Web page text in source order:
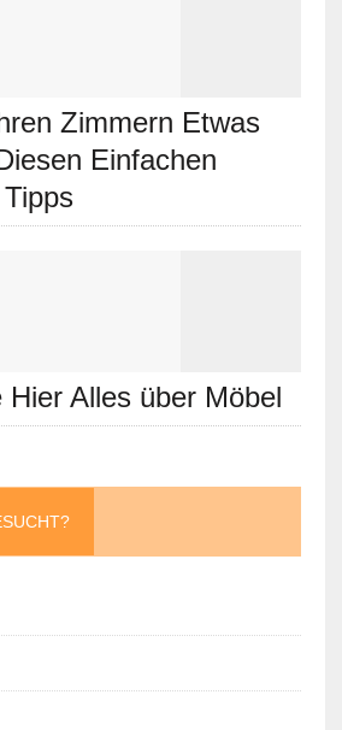
Zimmern Etwas
Einfachen
Hier Alles über Möbel